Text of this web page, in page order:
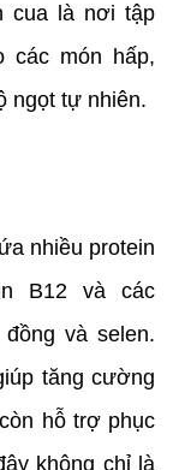
cua là nơi tập
các món hấp,
ngọt tự nhiên.
nhiều protein
B12 và các
và selen.
tăng cường
hỗ trợ phục
không chỉ là